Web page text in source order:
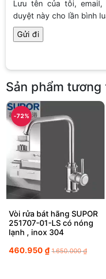
Lưu tên của tôi,
duyệt này cho lần bình
Sản phẩm tương
-72%
Vòi rửa bát hãng SUPOR
251707-01-LS có nóng
lạnh , inox 304
460.950 ₫ 1.650.000₫